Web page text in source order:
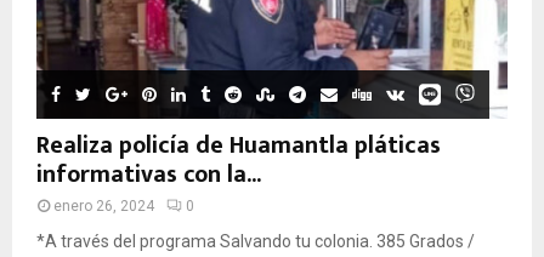
Realiza policía de Huamantla pláticas
informativas con la...
enero 26, 2024 0
*A través del programa Salvando tu colonia. 385 Grados /